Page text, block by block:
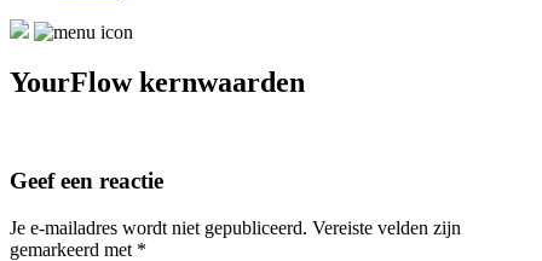
YourFlow kernwaarden
Geef een reactie
Je e-mailadres wordt niet gepubliceerd. Vereiste velden zijn
gemarkeerd met *